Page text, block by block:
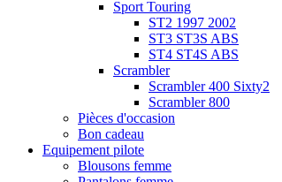
Sport Touring
ST2 1997 2002
ST3 ST3S ABS
ST4 ST4S ABS
Scrambler
Scrambler 400 Sixty2
Scrambler 800
Pièces d'occasion
Bon cadeau
Equipement pilote
Blousons femme